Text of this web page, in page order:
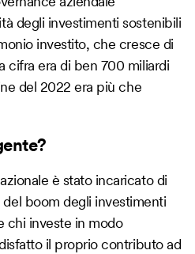
degli investimenti sostenibili
investito, che cresce di
cifra era di ben 700 miliardi
del 2022 era più che
è stato incaricato di
boom degli investimenti
chi investe in modo
il proprio contributo ad